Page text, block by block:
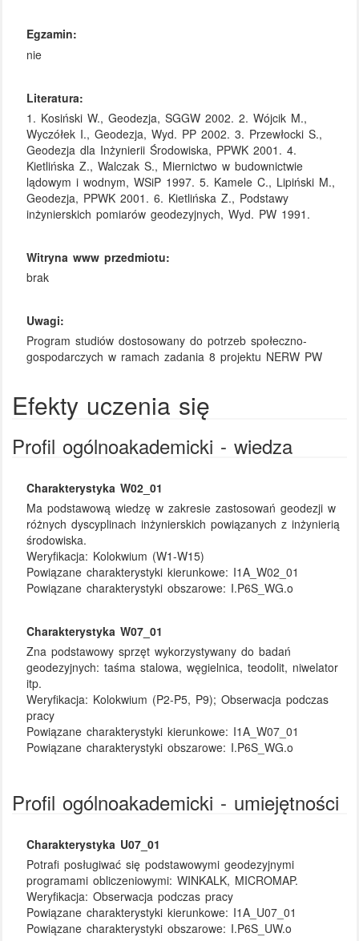
Egzamin:
nie
Literatura:
1. Kosiński W., Geodezja, SGGW 2002. 2. Wójcik M.,
Wyczółek I., Geodezja, Wyd. PP 2002. 3. Przewłocki S.,
Geodezja dla Inżynierii Środowiska, PPWK 2001. 4.
Kietlińska Z., Walczak S., Miernictwo w budownictwie
lądowym i wodnym, WSiP 1997. 5. Kamele C., Lipiński M.,
Geodezja, PPWK 2001. 6. Kietlińska Z., Podstawy
inżynierskich pomiarów geodezyjnych, Wyd. PW 1991.
Witryna www przedmiotu:
brak
Uwagi:
Program studiów dostosowany do potrzeb społeczno-
gospodarczych w ramach zadania 8 projektu NERW PW
Efekty uczenia się
Profil ogólnoakademicki - wiedza
Charakterystyka W02_01
Ma podstawową wiedzę w zakresie zastosowań geodezji w
różnych dyscyplinach inżynierskich powiązanych z inżynierią
środowiska.
Weryfikacja: Kolokwium (W1-W15)
Powiązane charakterystyki kierunkowe: I1A_W02_01
Powiązane charakterystyki obszarowe: I.P6S_WG.o
Charakterystyka W07_01
Zna podstawowy sprzęt wykorzystywany do badań
geodezyjnych: taśma stalowa, węgielnica, teodolit, niwelator
itp.
Weryfikacja: Kolokwium (P2-P5, P9); Obserwacja podczas
pracy
Powiązane charakterystyki kierunkowe: I1A_W07_01
Powiązane charakterystyki obszarowe: I.P6S_WG.o
Profil ogólnoakademicki - umiejętności
Charakterystyka U07_01
Potrafi posługiwać się podstawowymi geodezyjnymi
programami obliczeniowymi: WINKALK, MICROMAP.
Weryfikacja:Obserwacja podczas pracy
Powiązane charakterystyki kierunkowe: I1A_U07_01
Powiązane charakterystyki obszarowe: I.P6S_UW.o